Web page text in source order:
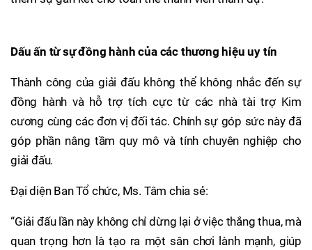
Dấu ấn từ sự đồng hành của các thương hiệu uy tín
Thành công của giải đấu không thể không nhắc đến sự
đồng hành và hỗ trợ tích cực từ các nhà tài trợ Kim
cương cùng các đơn vị đối tác. Chính sự góp sức này đã
góp phần nâng tầm quy mô và tính chuyên nghiệp cho
giải đấu.
Đại diện Ban Tổ chức, Ms. Tâm chia sẻ:
“Giải đấu lần này không chỉ dừng lại ở việc thắng thua, mà
quan trọng hơn là tạo ra một sân chơi lành mạnh, giúp